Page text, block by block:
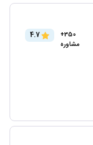
350+
مشاوره
4.7